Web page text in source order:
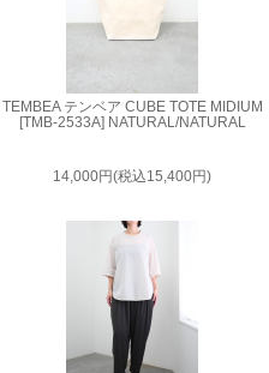
TEMBEA テンベア CUBE TOTE MIDIUM
[TMB-2533A] NATURAL/NATURAL
14,000円(税込15,400円)